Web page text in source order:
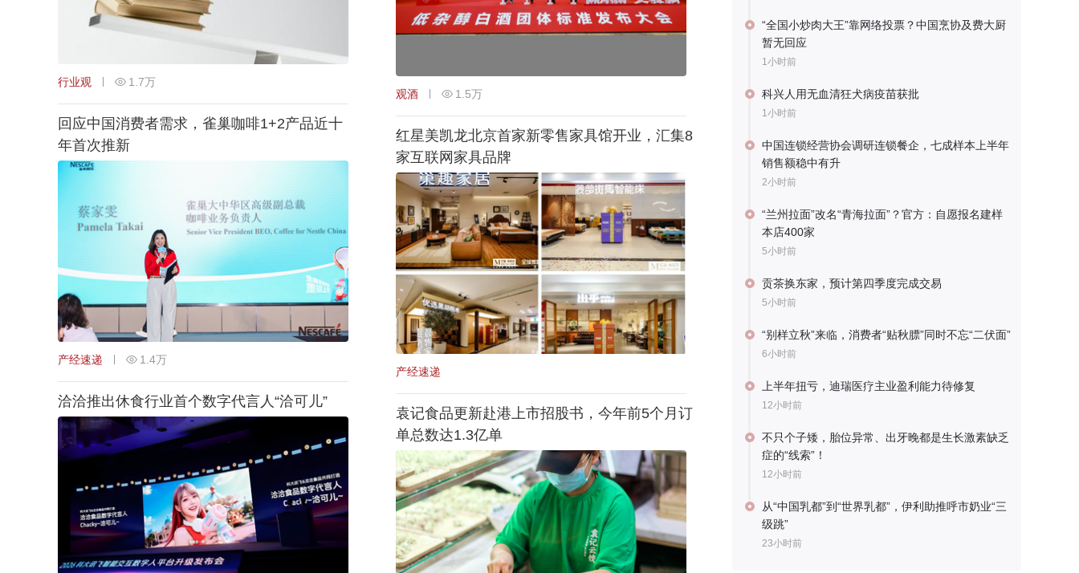
行业观 1.7万
观酒 1.5万
回应中国消费者需求，雀巢咖啡1+2产品近十
年首次推新
产经速递 1.4万
红星美凯龙北京首家新零售家具馆开业，汇集8
家互联网家具品牌
产经速递
洽洽推出休食行业首个数字代言人“洽可儿”
袁记食品更新赴港上市招股书，今年前5个月订
单总数达1.3亿单
“全国小炒肉大王”靠网络投票？中国烹协及费大厨
暂无回应
1小时前
科兴人用无血清狂犬病疫苗获批
1小时前
中国连锁经营协会调研连锁餐企，七成样本上半年
销售额稳中有升
2小时前
“兰州拉面”改名“青海拉面”？官方：自愿报名建样
本店400家
5小时前
贡茶换东家，预计第四季度完成交易
5小时前
“别样立秋”来临，消费者“贴秋膘”同时不忘“二伏面”
6小时前
上半年扭亏，迪瑞医疗主业盈利能力待修复
12小时前
不只个子矮，胎位异常、出牙晚都是生长激素缺乏
症的“线索”！
12小时前
从“中国乳都”到“世界乳都”，伊利助推呼市奶业“三
级跳”
23小时前